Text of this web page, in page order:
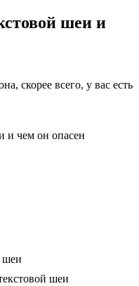
шеи и
скорее всего, у вас есть
шеи
шеи